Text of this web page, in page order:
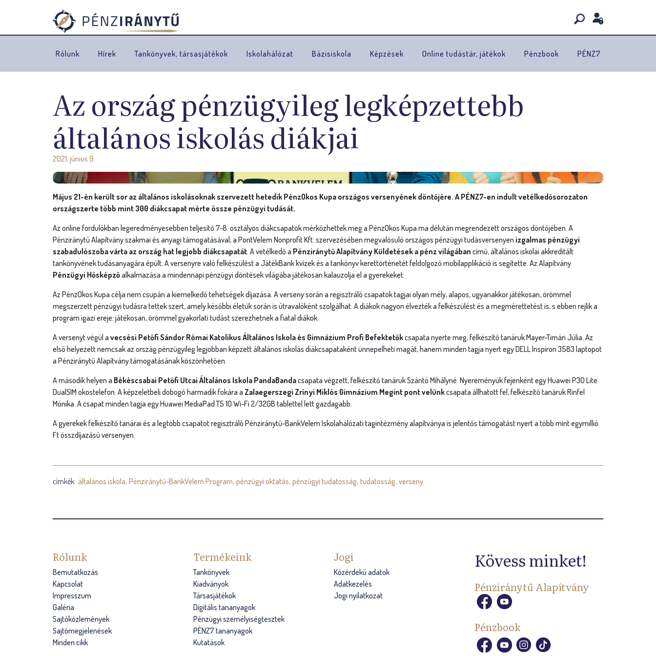
Rólunk Hírek Tankönyvek, társasjátékok Iskolahálózat Bázisiskola Képzések Online tudástár, játékok Pénzbook PÉNZ7
Az ország pénzügyileg legképzettebb
általános iskolás diákjai
2021. június 9.
Május 21-én került sor az általános iskolásoknak szervezett hetedik PénzOkos Kupa országos versenyének döntőjére. A PÉNZ7-en indult vetélkedősorozaton
országszerte több mint 300 diákcsapat mérte össze pénzügyi tudását.
Az online fordulókban legeredményesebben teljesítő 7-8. osztályos diákcsapatok mérkőzhettek meg a PénzOkos Kupa ma délután megrendezett országos döntőjében. A
Pénziránytű Alapítvány szakmai és anyagi támogatásával, a PontVelem Nonprofit Kft. szervezésében megvalósuló országos pénzügyi tudásversenyen izgalmas pénzügyi
szabadulószoba várta az ország hat legjobb diákcsapatát. A vetélkedő a Pénziránytű Alapítvány Küldetések a pénz világában című, általános iskolai akkreditált
tankönyvének tudásanyagára épült. A versenyre való felkészülést a JátékBank kvízek és a tankönyv kerettörténetét feldolgozó mobilapplikáció is segítette. Az Alapítvány
Pénzügyi Hősképzőalkalmazása a mindennapi pénzügyi döntések világába játékosan kalauzolja el a gyerekeket.
Az PénzOkos Kupa célja nem csupán a kiemelkedő tehetségek díjazása. A verseny során a regisztráló csapatok tagjai olyan mély, alapos, ugyanakkor játékosan, örömmel
megszerzett pénzügyi tudásra tettek szert, amely későbbi életük során is útravalóként szolgálhat. A diákok nagyon élvezték a felkészülést és a megmérettetést is, s ebben rejlik a
program igazi ereje: játékosan, örömmel gyakorlati tudást szerezhetnek a fiatal diákok.
A versenyt végül a vecsési Petőfi Sándor Római Katolikus Általános Iskola és Gimnázium Profi Befektetőkcsapata nyerte meg, felkészítő tanáruk Mayer-Timári Júlia. Az
első helyezett nemcsak az ország pénzügyileg legjobban képzett általános iskolás diákcsapataként ünnepelheti magát, hanem minden tagja nyert egy DELL Inspiron 3583 laptopot
a Pénziránytű Alapítvány támogatásának köszönhetően.
A második helyen a Békéscsabai Petőfi Utcai Általános Iskola PandaBandacsapata végzett, felkészítő tanáruk Szántó Mihályné. Nyereményük fejenként egy Huawei P30 Lite
DualSIM okostelefon. A képzeletbeli dobogó harmadik fokára a Zalaegerszegi Zrínyi Miklós Gimnázium Megint pont velünkcsapata állhatott fel, felkészítő tanáruk Rinfel
Mónika. A csapat minden tagja egy Huawei MediaPad T5 10 Wi-Fi 2/32GB tablettel lett gazdagabb.
A gyerekek felkészítő tanárai és a legtöbb csapatot regisztráló Pénziránytű-BankVelem Iskolahálózati tagintézmény alapítványa is jelentős támogatást nyert a több mint egymillió
Ft összdíjazású versenyen.
címkék: általános iskola Pénziránytű-BankVelem Program pénzügyi oktatás pénzügyi tudatosság tudatosság verseny
Rólunk
Bemutatkozás
Kapcsolat
Impresszum
Galéria
Sajtóközlemények
Sajtómegjelenések
Minden cikk
Termékeink
Tankönyvek
Kiadványok
Társasjátékok
Digitális tananyagok
Pénzügyi személyiségtesztek
PÉNZ7 tananyagok
Kutatások
Jogi
Közérdekű adatok
Adatkezelés
Jogi nyilatkozat
Kövess minket!
Pénziránytű Alapítvány
Pénzbook